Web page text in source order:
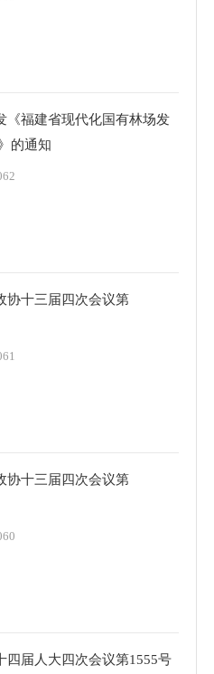
《福建省现代化国有林场发
的通知
协十三届四次会议第
协十三届四次会议第
四届人大四次会议第1555号